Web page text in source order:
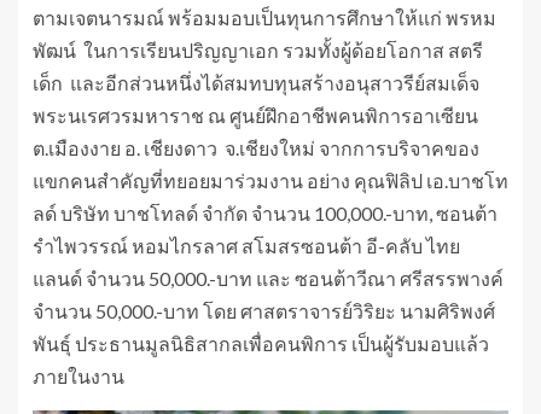
ตามเจตนารมณ์ พร้อมมอบเป็นทุนการศึกษาให้แก่ พรหม
พัฒน์ ในการเรียนปริญญาเอก รวมทั้งผู้ด้อยโอกาส สตรี
เด็ก และอีกส่วนหนึ่งได้สมทบทุนสร้างอนุสาวรีย์สมเด็จ
พระนเรศวรมหาราช ณ ศูนย์ฝึกอาชีพคนพิการอาเซียน
ต.เมืองงาย อ. เชียงดาว จ.เชียงใหม่ จากการบริจาคของ
แขกคนสำคัญที่ทยอยมาร่วมงาน อย่าง คุณฟิลิป เอ.บาชโท
ลด์ บริษัท บาชโทลด์ จำกัด จำนวน 100,000.-บาท, ซอนต้า
รำไพวรรณ์ หอมไกรลาศ สโมสรซอนต้า อี-คลับ ไทย
แลนด์ จำนวน 50,000.-บาท และ ซอนต้าวีณา ศรีสรรพางค์
จำนวน 50,000.-บาท โดย ศาสตราจารย์วิริยะ นามศิริพงศ์
พันธุ์ ประธานมูลนิธิสากลเพื่อคนพิการ เป็นผู้รับมอบแล้ว
ภายในงาน